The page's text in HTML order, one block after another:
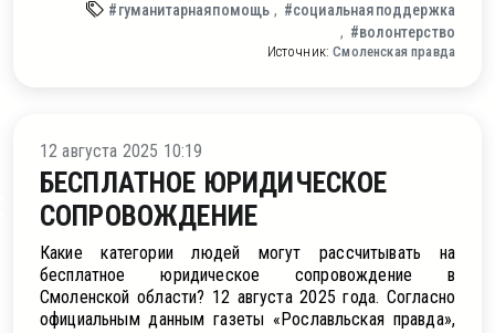
#гуманитарнаяпомощь
#социальнаяподдержка
#волонтерство
Источник:Смоленская правда
12 августа 2025 10:19
БЕСПЛАТНОЕ ЮРИДИЧЕСКОЕ
СОПРОВОЖДЕНИЕ
Какие категории людей могут рассчитывать на
бесплатное юридическое сопровождение в
Смоленской области? 12 августа 2025 года. Согласно
официальным данным газеты «Рославльская правда»,